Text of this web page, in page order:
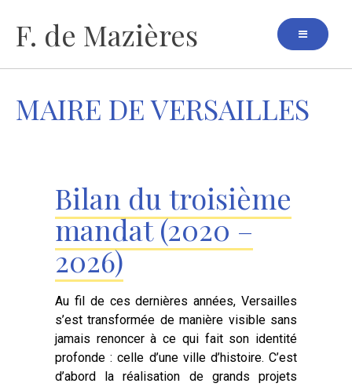
contenuF. de Mazières
MAIRE DE VERSAILLES
Bilan du troisième
mandat (2020 –
2026)
Au fil de ces dernières années, Versailles
s’est transformée de manière visible sans
jamais renoncer à ce qui fait son identité
profonde : celle d’une ville d’histoire. C’est
d’abord la réalisation de grands projets